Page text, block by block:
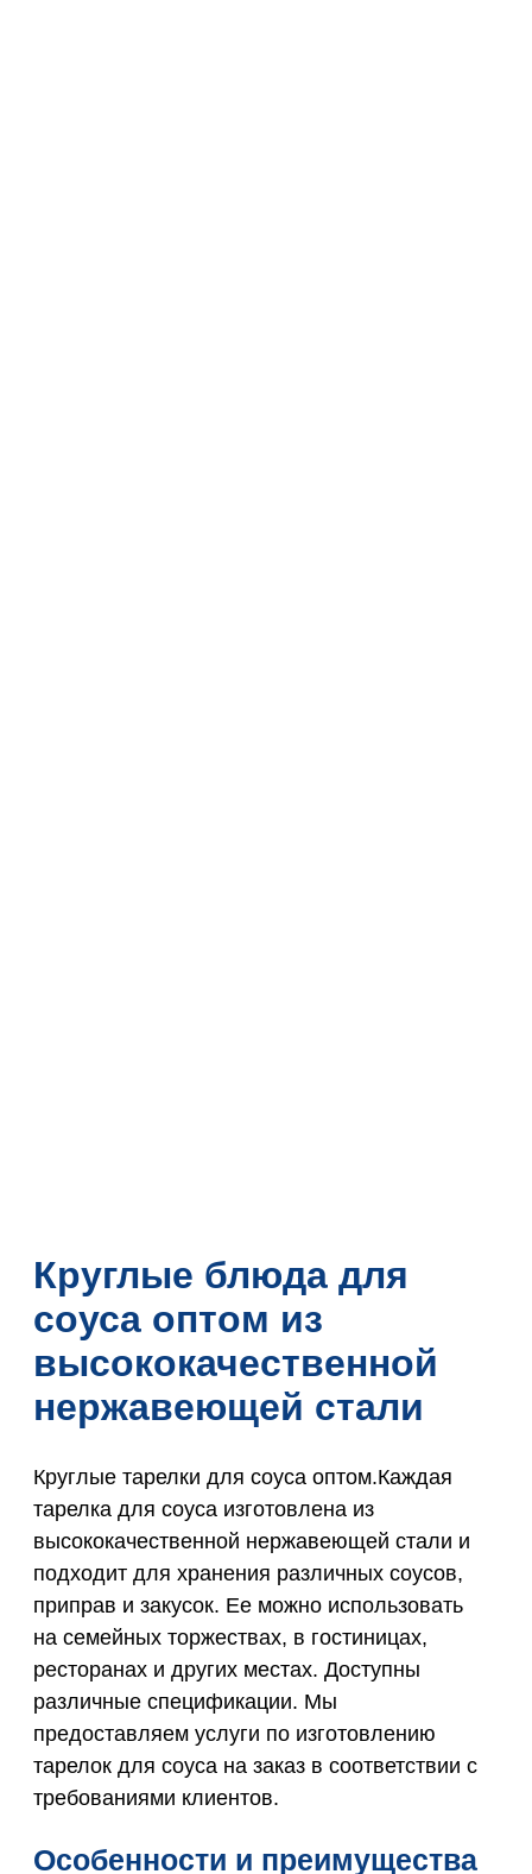
Круглые блюда для
соуса оптом из
высококачественной
нержавеющей стали
Круглые тарелки для соуса оптом.Каждая
тарелка для соуса изготовлена из
высококачественной нержавеющей стали и
подходит для хранения различных соусов,
приправ и закусок. Ее можно использовать
на семейных торжествах, в гостиницах,
ресторанах и других местах. Доступны
различные спецификации. Мы
предоставляем услуги по изготовлению
тарелок для соуса на заказ в соответствии с
требованиями клиентов.
Особенности и преимущества